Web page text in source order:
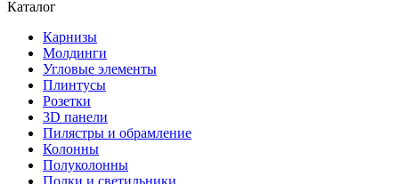
Каталог
Карнизы
Молдинги
Угловые элементы
Плинтусы
Розетки
3D панели
Пилястры и обрамление
Колонны
Полуколонны
Полки и светильники